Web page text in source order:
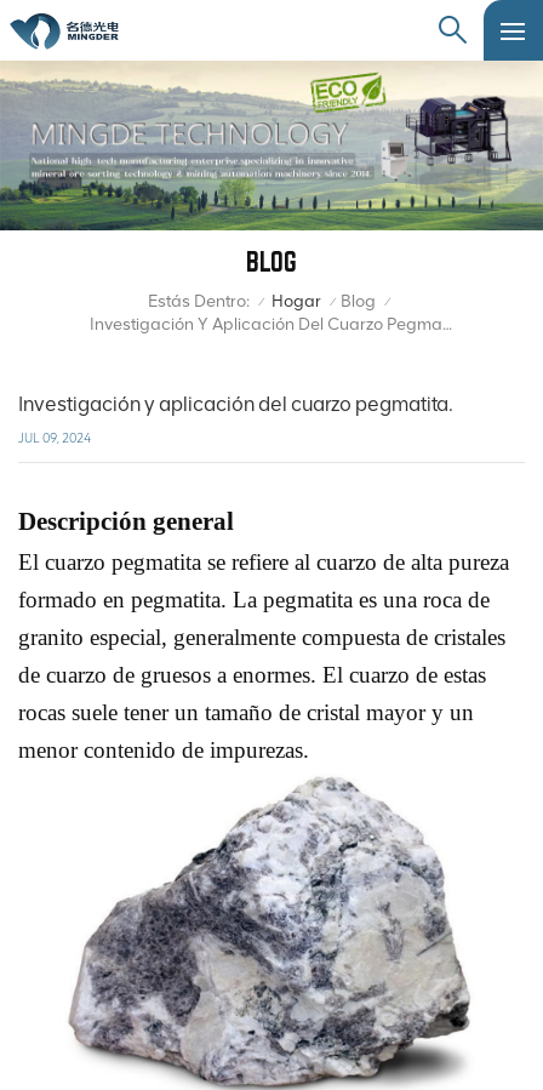
BLOG
Estás Dentro: / Hogar / Blog /
Investigación Y Aplicación Del Cuarzo Pegmatita.
Investigación y aplicación del cuarzo pegmatita.
JUL 09, 2024
Descripción general
El cuarzo pegmatita se refiere al cuarzo de alta pureza
formado en pegmatita. La pegmatita es una roca de
granito especial, generalmente compuesta de cristales
de cuarzo de gruesos a enormes. El cuarzo de estas
rocas suele tener un tamaño de cristal mayor y un
menor contenido de impurezas.